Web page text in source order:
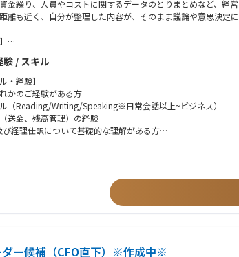
金繰り、人員やコストに関するデータのとりまとめなど、経
離も近く、自分が整理した内容が、そのまま議論や意思決定に
サポート
きを、数字で見える形にしていきます。
作成
標や進捗の計画作成、予実管理
年度計画の作成、進捗管理
サポート
べてできる必要はございません。
の魅力】
経理記帳、資金管理に幅広く関与する希少なポジション
の距離が圧倒的に近く、提案がすぐに意思決定に反映される環境
験 / スキル
・経験】
かのご経験がある方
（Reading/Writing/Speaking※日常会話以上~ビジネス）
送金、残高管理）の経験
び経理仕訳について基礎的な理解がある方
・経験】
財務モデル、KPI構築の経験
、中期経営計画の策定に関与した経験
法人で経理/財務のオペレーションに携わった経験
ールドで飛躍的な成長をしたい方
ー候補（CFO直下）※作成中※